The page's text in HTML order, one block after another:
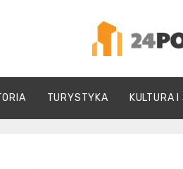
TURYSTYKA KULTURA